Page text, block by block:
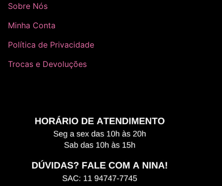
Sobre Nós
Minha Conta
Política de Privacidade
Trocas e Devoluções